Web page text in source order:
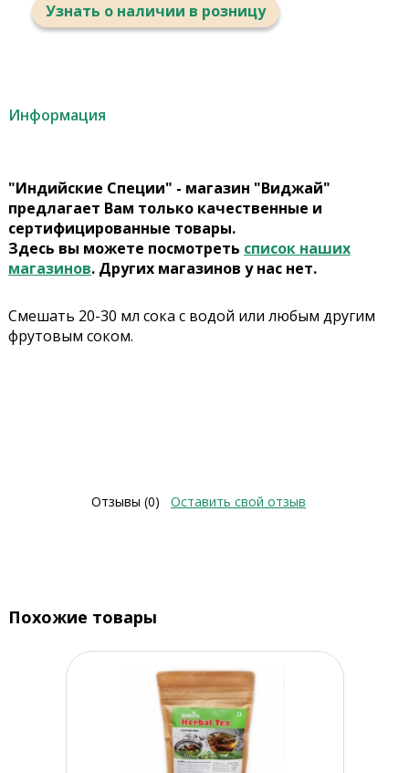
Узнать о наличии в розницу
Информация
"Индийские Специи" - магазин "Виджай"
предлагает Вам только качественные и
сертифицированные товары.
Здесь вы можете посмотреть список наших
магазинов. Других магазинов у нас нет.
Смешать 20-30 мл сока с водой или любым другим
фрутовым соком.
Отзывы (0) Оставить свой отзыв
Похожие товары